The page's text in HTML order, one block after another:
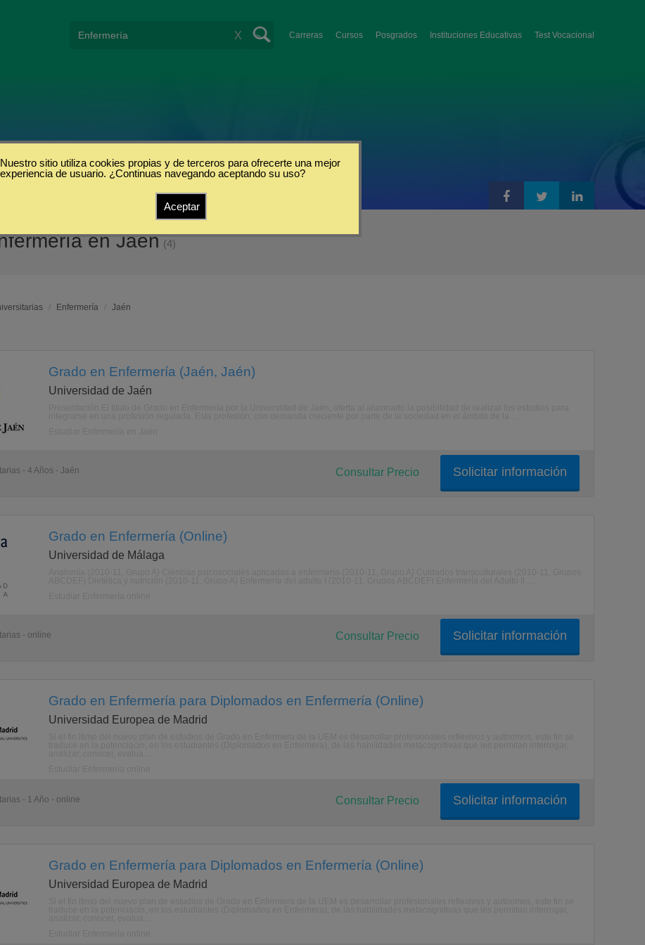
Carreras Cursos Posgrados Instituciones Educativas Test Vocacional
X
en Jaén (4)
/ Enfermería / Jaén
Grado en Enfermería (Jaén, Jaén)
Universidad de Jaén
- 4 Años - Jaén Solicitar información
Consultar Precio
Grado en Enfermería (Online)
Universidad de Málaga
- online Solicitar información
Consultar Precio
Grado en Enfermería para Diplomados en Enfermería (Online)
Universidad Europea de Madrid
- 1 Año - online Solicitar información
Consultar Precio
Grado en Enfermería para Diplomados en Enfermería (Online)
Universidad Europea de Madrid
Nuestro sitio utiliza cookies propias y de terceros para ofrecerte una mejor
experiencia de usuario. ¿Continuas navegando aceptando su uso?
Aceptar